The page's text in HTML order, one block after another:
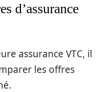
d’assurance
assurance VTC, il
les offres